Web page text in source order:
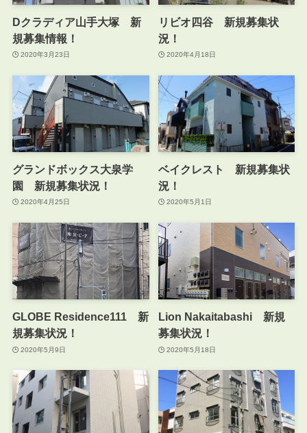
Dクラディア山手大塚 新
規募集情報！
2020年3月23日
リビオ四谷 新規募集状
況！
2020年4月18日
グランドボックス大泉学
園 新規募集状況！
2020年4月25日
ベイクレスト 新規募集状
況！
2020年5月1日
GLOBE Residence111 新
規募集状況！
2020年5月9日
Lion Nakaitabashi 新規
募集状況！
2020年5月18日